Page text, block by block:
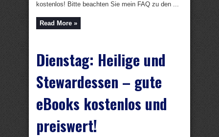
kostenlos! Bitte beachten Sie mein FAQ zu den ...
Read More »
Dienstag: Heilige und
Stewardessen – gute
eBooks kostenlos und
preiswert!